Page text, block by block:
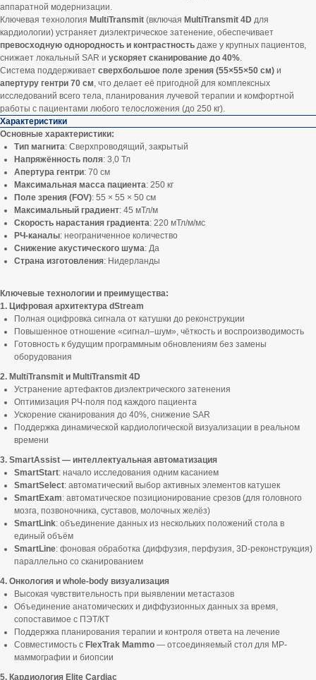
аппаратной модернизации.
Ключевая технология MultiTransmit (включая MultiTransmit 4D для
кардиологии) устраняет диэлектрическое затенение, обеспечивает
превосходную однородность и контрастность даже у крупных пациентов,
снижает локальный SAR и ускоряет сканирование до 40%.
Система поддерживает сверхбольшое поле зрения (55×55×50 см) и
апертуру гентри 70 см, что делает её пригодной для комплексных
исследований всего тела, планирования лучевой терапии и комфортной
работы с пациентами любого телосложения (до 250 кг).
Характеристики
Основные характеристики:
Тип магнита: Сверхпроводящий, закрытый
Напряжённость поля: 3,0 Тл
Апертура гентри: 70 см
Максимальная масса пациента: 250 кг
Поле зрения (FOV): 55 × 55 × 50 см
Максимальный градиент: 45 мТл/м
Скорость нарастания градиента: 220 мТл/м/мс
РЧ-каналы: неограниченное количество
Снижение акустического шума: Да
Страна изготовления: Нидерланды
Ключевые технологии и преимущества:
1. Цифровая архитектура dStream
Полная оцифровка сигнала от катушки до реконструкции
Повышенное отношение «сигнал–шум», чёткость и воспроизводимость
Готовность к будущим программным обновлениям без замены
оборудования
2. MultiTransmit и MultiTransmit 4D
Устранение артефактов диэлектрического затенения
Оптимизация РЧ-поля под каждого пациента
Ускорение сканирования до 40%, снижение SAR
Поддержка динамической кардиологической визуализации в реальном
времени
3. SmartAssist — интеллектуальная автоматизация
SmartStart: начало исследования одним касанием
SmartSelect: автоматический выбор активных элементов катушек
SmartExam: автоматическое позиционирование срезов (для головного
мозга, позвоночника, суставов, молочных желёз)
SmartLink: объединение данных из нескольких положений стола в
единый объём
SmartLine: фоновая обработка (диффузия, перфузия, 3D-реконструкция)
параллельно со сканированием
4. Онкология и whole-body визуализация
Высокая чувствительность при выявлении метастазов
Объединение анатомических и диффузионных данных за время,
сопоставимое с ПЭТ/КТ
Поддержка планирования терапии и контроля ответа на лечение
Совместимость с FlexTrak Mammo — отсоединяемый стол для МР-
маммографии и биопсии
5. Кардиология Elite Cardiac